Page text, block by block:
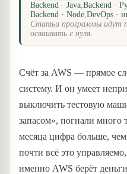
Backend · Java,Backend ·
Backend · Node,DevOps ·
Статьи программы идут
осваивать с нуля.
Счёт за AWS — прямое
систему. И он умеет
выключить тестовую
запасом», погнали
месяца цифра больше,
почти всё это
именно AWS берёт